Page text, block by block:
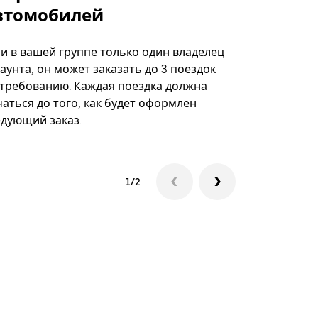
в вашей группе только один владелец
он может заказать до 3 поездок
Каждая поездка должна
до того, как будет оформлен
заказ.
1/2